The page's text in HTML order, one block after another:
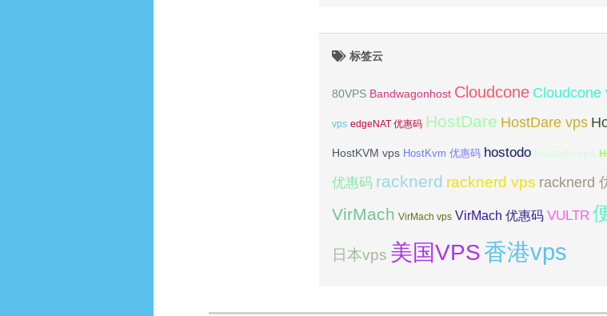
标签云
80VPS Bandwagonhost Cloudcone Cloudcone
vps edgeNAT 优惠码 HostDare HostDare vps
HostKVM vps HostKvm 优惠码 hostodo hostodo vps
优惠码 racknerd racknerd vps racknerd
VirMach VirMach vps VirMach 优惠码 VULTR
日本vps 美国VPS香港vps